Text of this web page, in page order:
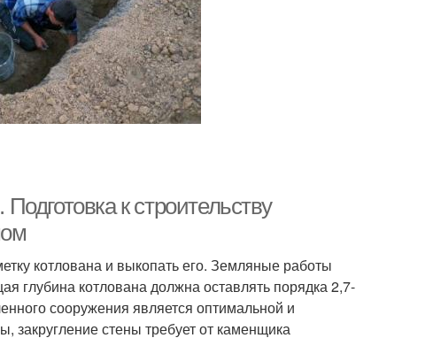
к строительству
котлована и выкопать его. Земляные работы
глубина котлована должна оставлять порядка 2,7-
сооружения является оптимальной и
закругление стены требует от каменщика